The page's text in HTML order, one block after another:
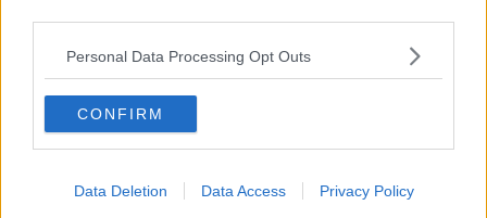
Personal Data Processing Opt Outs
CONFIRM
Data Deletion Data Access Privacy Policy